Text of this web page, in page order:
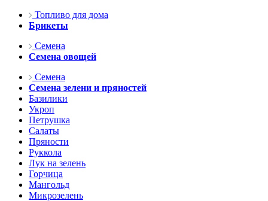
Топливо для дома
Брикеты
Семена
Семена овощей
Семена
Семена зелени и пряностей
Базилики
Укроп
Петрушка
Салаты
Пряности
Руккола
Лук на зелень
Горчица
Мангольд
Микрозелень